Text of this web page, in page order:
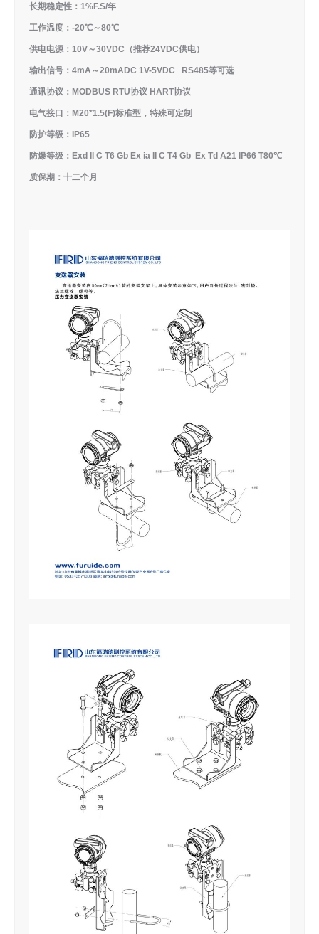
长期稳定性：1%F.S/年
工作温度：-20℃～80℃
供电电源：10V～30VDC（推荐24VDC供电）
输出信号：4mA～20mADC 1V-5VDC RS485等可选
通讯协议：MODBUS RTU协议 HART协议
电气接口：M20*1.5(F)标准型，特殊可定制
防护等级：IP65
防爆等级：Exd II C T6 Gb Ex ia II C T4 Gb Ex Td A21 IP66 T80℃
质保期：十二个月